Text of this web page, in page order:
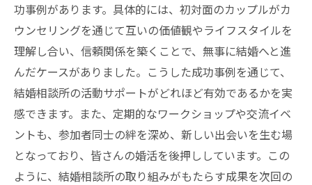
功事例があります。具体的には、初対面のカップルがカ
ウンセリングを通じて互いの価値観やライフスタイルを
理解し合い、信頼関係を築くことで、無事に結婚へと進
んだケースがありました。こうした成功事例を通じて、
結婚相談所の活動サポートがどれほど有効であるかを実
感できます。また、定期的なワークショップや交流イベ
ントも、参加者同士の絆を深め、新しい出会いを生む場
となっており、皆さんの婚活を後押ししています。この
ように、結婚相談所の取り組みがもたらす成果を次回の